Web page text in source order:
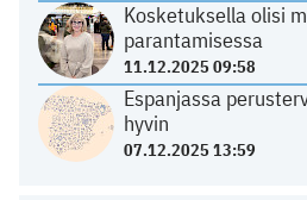
Kosketuksella olisi
parantamisessa
11.12.2025 09:58
Espanjassa
hyvin
07.12.2025 13:59